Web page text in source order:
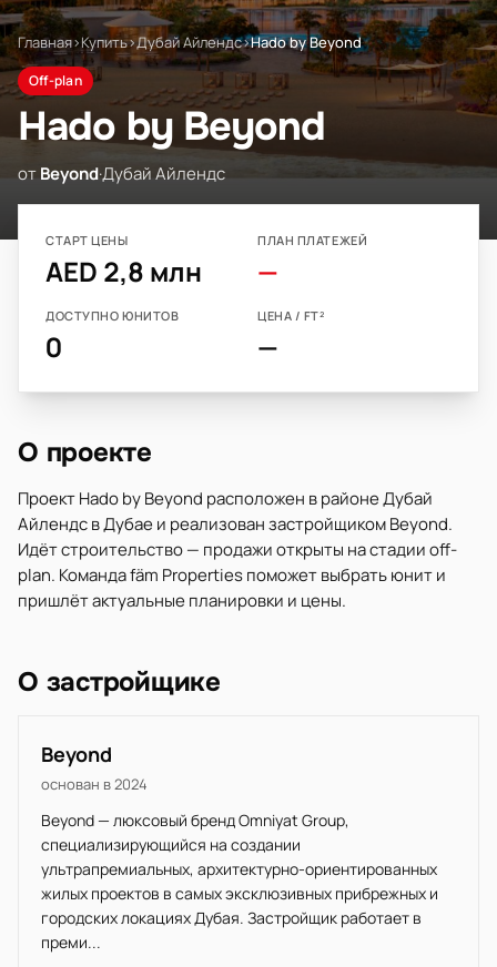
Главная›Купить›Дубай Айлендс›Hado by Beyond
Off-plan
Hado by Beyond
отBeyond·Дубай Айлендс
СТАРТ ЦЕНЫ
AED 2,8 млн
ПЛАН ПЛАТЕЖЕЙ
—
ДОСТУПНО ЮНИТОВ
0
ЦЕНА / FT²
—
О проекте
Проект Hado by Beyond расположен в районе Дубай
Айлендс в Дубае и реализован застройщиком Beyond.
Идёт строительство — продажи открыты на стадии off-
plan. Команда fäm Properties поможет выбрать юнит и
пришлёт актуальные планировки и цены.
О застройщике
Beyond
основан в 2024
Beyond — люксовый бренд Omniyat Group,
специализирующийся на создании
ультрапремиальных, архитектурно-ориентированных
жилых проектов в самых эксклюзивных прибрежных и
городских локациях Дубая. Застройщик работает в
преми...